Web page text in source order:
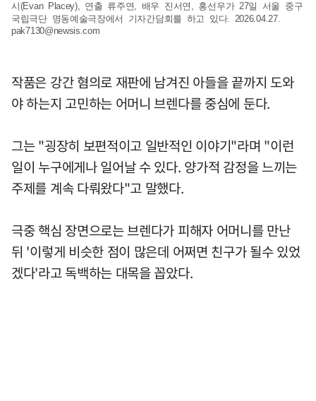
시(Evan Placey), 연출 류주연, 배우 진서연, 홍선우가 27일 서울 중구
국립극단 명동예술극장에서 기자간담회를 하고 있다. 2026.04.27.
pak7130@newsis.com
작품은 강간 혐의로 재판에 남겨진 아들을 끝까지 도와
야 하는지 고민하는 어머니 브렌다를 중심에 둔다.
그는 "굉장히 보편적이고 일반적인 이야기"라며 "이런
일이 누구에게나 일어날 수 있다. 양가적 감정을 느끼는
주제를 계속 다뤄왔다"고 말했다.
극중 핵심 장면으로는 브렌다가 피해자 어머니를 만난
뒤 '이렇게 비슷한 점이 많은데 어쩌면 친구가 될수 있었
겠다'라고 독백하는 대목을 꼽았다.